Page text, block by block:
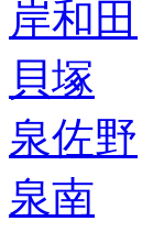
岸和田
貝塚
泉佐野
泉南